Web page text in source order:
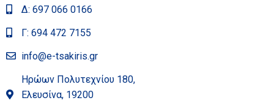
Δ: 697 066 0166
Γ: 694 472 7155
info@e-tsakiris.gr
Ηρώων Πολυτεχνίου 180,
Ελευσίνα, 19200